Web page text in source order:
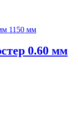
0.60 мм